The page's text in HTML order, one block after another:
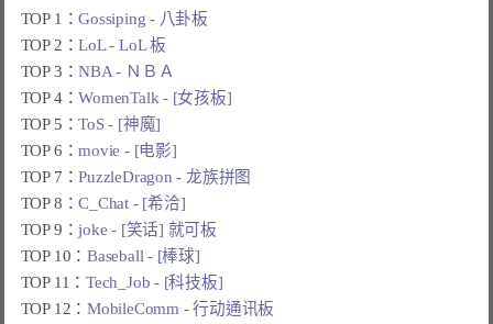
TOP 1：Gossiping - 八卦板
TOP 2：LoL - LoL 板
TOP 3：NBA - ＮＢＡ
TOP 4：WomenTalk - [女孩板]
TOP 5：ToS - [神魔]
TOP 6：movie - [电影]
TOP 7：PuzzleDragon - 龙族拼图
TOP 8：C_Chat - [希洽]
TOP 9：joke - [笑话] 就可板
TOP 10：Baseball - [棒球]
TOP 11：Tech_Job - [科技板]
TOP 12：MobileComm - 行动通讯板